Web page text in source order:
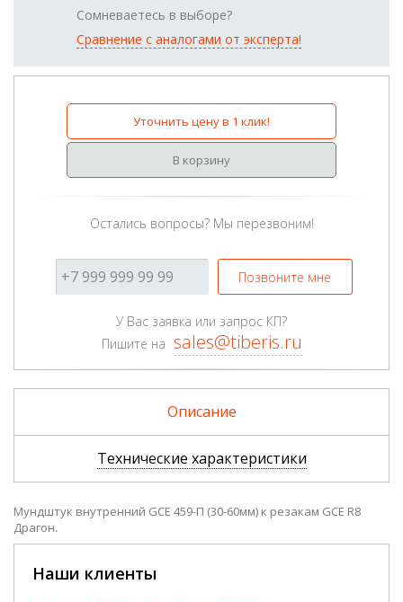
Сомневаетесь в выборе?
Сравнение с аналогами от эксперта!
Уточнить цену в 1 клик!
В корзину
Остались вопросы? Мы перезвоним!
Позвоните мне
У Вас заявка или запрос КП?
Пишите на sales@tiberis.ru
Описание
Технические характеристики
Мундштук внутренний GCE 459-П (30-60мм) к резакам GCE R8
Драгон.
Наши клиенты